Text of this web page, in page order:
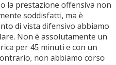
la prestazione offensiva non
soddisfatti, ma è
di vista difensivo abbiamo
Non è assolutamente un
per 45 minuti e con un
non abbiamo corso